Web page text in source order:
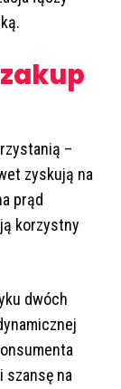
zakup
–
zyskują na
prąd
korzystny
dwóch
szansę na